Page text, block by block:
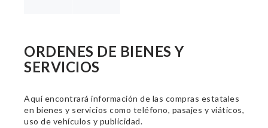
ORDENES DE BIENES Y
SERVICIOS
Aquí encontrará información de las compras estatales
en bienes y servicios como teléfono, pasajes y viáticos,
uso de vehículos y publicidad.